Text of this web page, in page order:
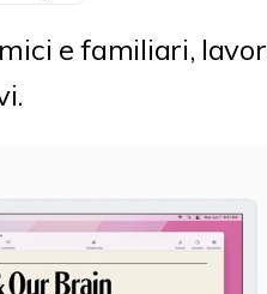
e familiari,